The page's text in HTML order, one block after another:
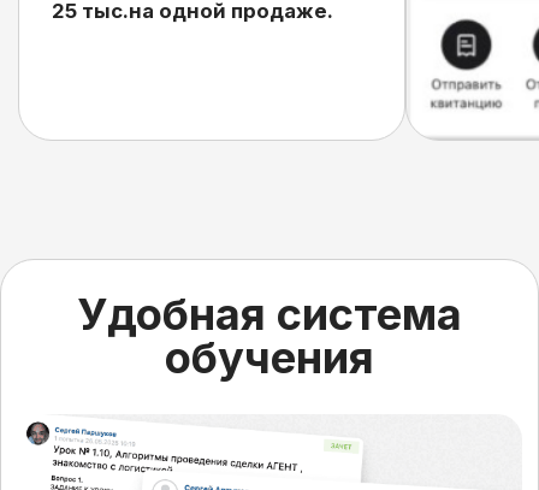
Обучение проходит
дистанционно- смотрите уроки
Каждый урок